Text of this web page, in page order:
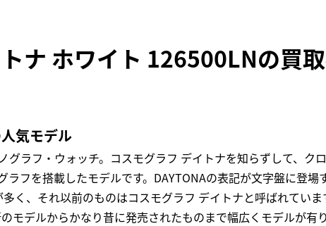
ナ ホワイト 126500LNの買
気モデル
ラフ・ウォッチ。コスモグラフ デイトナを知らずして、ク
フを搭載したモデルです。DAYTONAの表記が文字盤に登
く、それ以前のものはコスモグラフ デイトナと呼ばれてい
モデルからかなり昔に発売されたものまで幅広くモデルが有